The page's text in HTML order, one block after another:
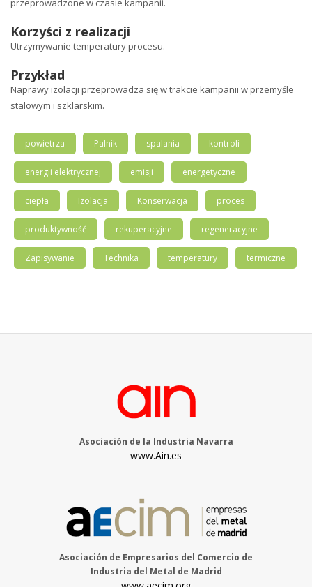
przeprowadzone w czasie kampanii.
Korzyści z realizacji
Utrzymywanie temperatury procesu.
Przykład
Naprawy izolacji przeprowadza się w trakcie kampanii w przemyśle
stalowym i szklarskim.
powietrza Palnik spalania kontroli
energii elektrycznej emisji energetyczne
ciepła Izolacja Konserwacja proces
produktywność rekuperacyjne regeneracyjne
Zapisywanie Technika temperatury termiczne
Asociación de la Industria Navarra
www.Ain.es
Asociación de Empresarios del Comercio de
Industria del Metal de Madrid